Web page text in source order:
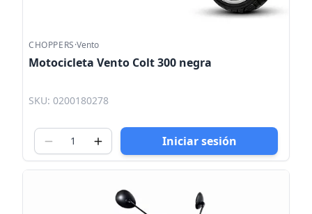
CHOPPERS·Vento
Motocicleta Vento Colt 300 negra
SKU: 0200180278
Iniciar sesión